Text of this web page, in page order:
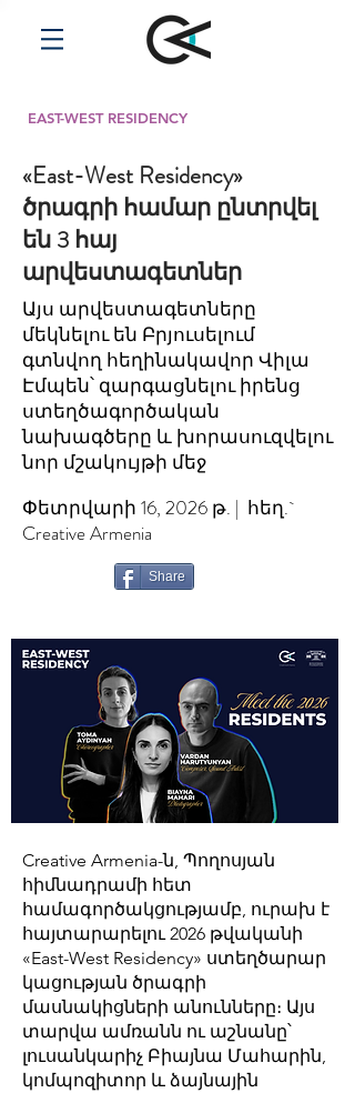
EAST-WEST RESIDENCY
«East-West Residency»
ծրագրի համար ընտրվել
են 3 հայ
արվեստագետներ
Այս արվեստագետները
մեկնելու են Բրյուսելում
գտնվող հեղինակավոր Վիլա
Էմպեն՝ զարգացնելու իրենց
ստեղծագործական
նախագծերը և խորասուզվելու
նոր մշակույթի մեջ
Փետրվարի 16, 2026 թ. | հեղ.`
Creative Armenia
Share
Creative Armenia-ն, Պողոսյան
հիմնադրամի հետ
համագործակցությամբ, ուրախ է
հայտարարելու 2026 թվականի
«East-West Residency» ստեղծարար
կացության ծրագրի
մասնակիցների անունները։ Այս
տարվա ամռանն ու աշնանը՝
լուսանկարիչ Բիայնա Մահարին,
կոմպոզիտոր և ձայնային